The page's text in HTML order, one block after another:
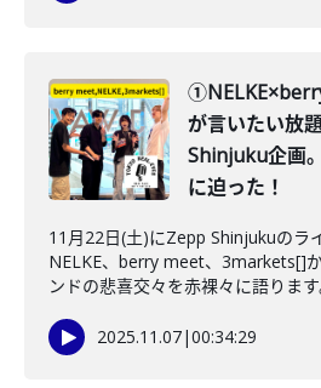
が言いたい放
Shinjuku企画
に迫った！
11月22日(土)にZepp Shinjukuのラ
NELKE、berry meet、3markets[]
ンドの悲喜交々を赤裸々に語りま
2025.11.07|00:34:29